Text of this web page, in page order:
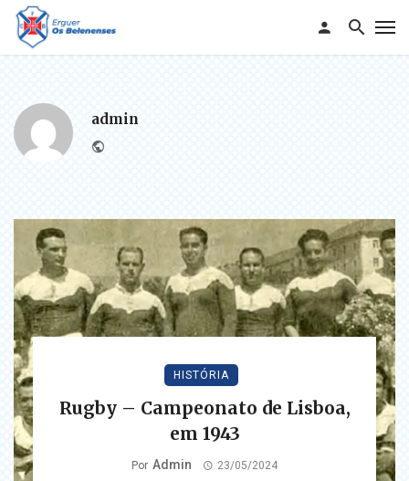
admin
HISTÓRIA
Rugby – Campeonato de Lisboa,
em 1943
Por Admin 23/05/2024